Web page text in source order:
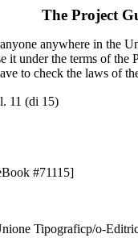
The Project
anywhere in the
it under the terms of
to check the laws of
11 (di 15)
#71115]
Tipograficp/o-